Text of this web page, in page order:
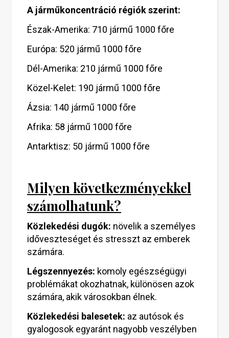
A járműkoncentráció régiók szerint:
Észak-Amerika: 710 jármű 1000 főre
Európa: 520 jármű 1000 főre
Dél-Amerika: 210 jármű 1000 főre
Közel-Kelet: 190 jármű 1000 főre
Ázsia: 140 jármű 1000 főre
Afrika: 58 jármű 1000 főre
Antarktisz: 50 jármű 1000 főre
Milyen következményekkel
számolhatunk?
Közlekedési dugók: növelik a személyes
időveszteséget és stresszt az emberek
számára.
Légszennyezés: komoly egészségügyi
problémákat okozhatnak, különösen azok
számára, akik városokban élnek.
Közlekedési balesetek: az autósok és
gyalogosok egyaránt nagyobb veszélyben